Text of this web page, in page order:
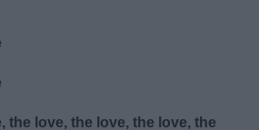
the love, the love, the love, the